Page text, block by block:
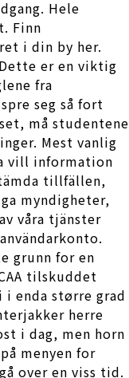
Hele
Finn
i din by her.
er en viktig
fra
seg så fort
må studentene
Mest vanlig
vill information
tillfällen,
myndigheter,
våra tjänster
grunn for en
tilskuddet
i enda større grad
herre
i dag, men horn
menyen for
over en viss tid.